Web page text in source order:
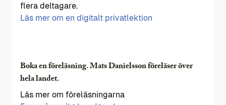
flera deltagare.
Läs mer om en digitalt privatlektion
Boka en föreläsning. Mats Danielsson föreläser över
hela landet.
Läs mer om föreläsningarna